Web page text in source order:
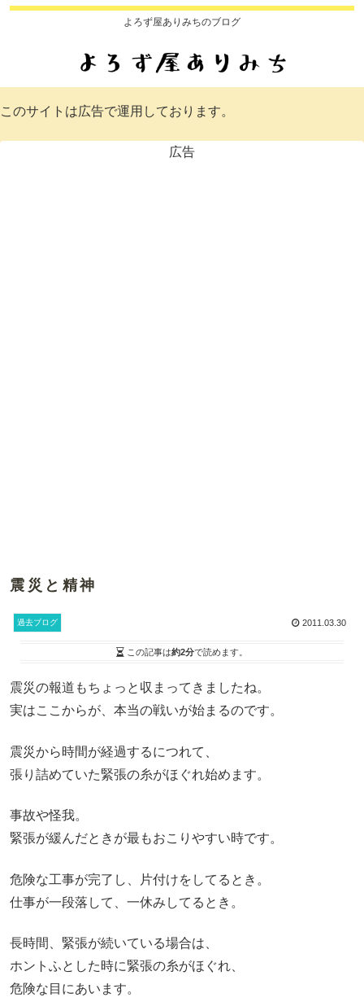
よろず屋ありみちのブログ
このサイトは広告で運用しております。
広告
震災と精神
過去ブログ 2011.03.30
この記事は約2分で読めます。
震災の報道もちょっと収まってきましたね。
実はここからが、本当の戦いが始まるのです。
震災から時間が経過するにつれて、
張り詰めていた緊張の糸がほぐれ始めます。
事故や怪我。
緊張が緩んだときが最もおこりやすい時です。
危険な工事が完了し、片付けをしてるとき。
仕事が一段落して、一休みしてるとき。
長時間、緊張が続いている場合は、
ホントふとした時に緊張の糸がほぐれ、
危険な目にあいます。